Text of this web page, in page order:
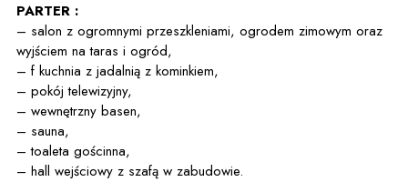
PARTER :
– salon z ogromnymi przeszkleniami, ogrodem zimowym oraz
wyjściem na taras i ogród,
– f kuchnia z jadalnią z kominkiem,
– pokój telewizyjny,
– wewnętrzny basen,
– sauna,
– toaleta gościnna,
– hall wejściowy z szafą w zabudowie.